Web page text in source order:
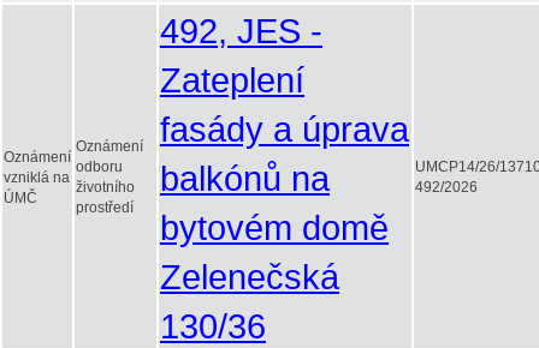
Oznámení
vzniklá na
ÚMČ
Oznámení
odboru
životního
prostředí
492, JES -
Zateplení
fasády a úprava
balkónů na
bytovém domě
Zelenečská
130/36
UMCP14/26/
492/2026